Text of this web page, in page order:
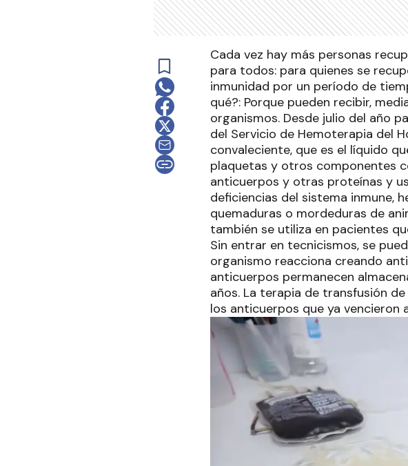
Cada vez hay más personas
para todos: para quienes se
inmunidad por un período de
qué?: Porque pueden recibir,
organismos. Desde julio del año
del Servicio de Hemoterapia del
convaleciente, que es el líquido
plaquetas y otros componentes
anticuerpos y otras proteínas y
deficiencias del sistema inmune,
quemaduras o mordeduras de
también se utiliza en pacientes
Sin entrar en tecnicismos, se
organismo reacciona creando
anticuerpos permanecen
años. La terapia de transfusión
los anticuerpos que ya vencieron